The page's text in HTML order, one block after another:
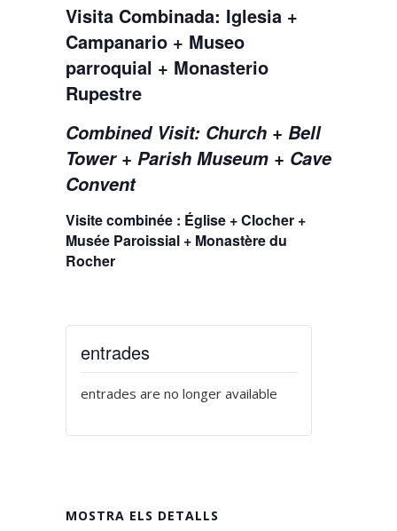
Visita Combinada: Iglesia +
Campanario + Museo
parroquial + Monasterio
Rupestre
Combined Visit: Church + Bell
Tower + Parish Museum + Cave
Convent
Visite combinée : Église + Clocher +
Musée Paroissial + Monastère du
Rocher
MOSTRA ELS DETALLS
entrades
entrades are no longer available